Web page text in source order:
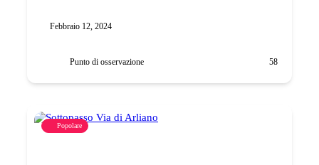
Febbraio 12, 2024
Punto di osservazione 58
Popolare